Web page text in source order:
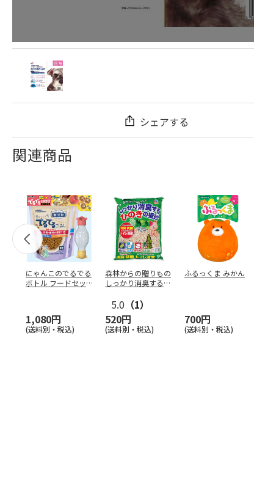
シェアする
関連商品
にゃんこのでるでる
ボトル フードセッ
1,080円
(送料別・税込)
森林からの贈りもの
しっかり消臭するひ
5.0 （1）
520円
(送料別・税込)
ふるっくま みかん
700円
(送料別・税込)